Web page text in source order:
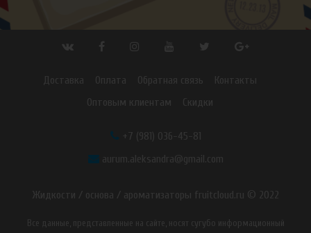
Доставка Оплата Обратная связь
Контакты
Оптовым клиентам
Скидки
+7 (981) 036-45-81
aurum.aleksandra@gmail.com
Жидкости / основа / ароматизаторы fruitcloud.ru © 2022
Все данные, представленные на сайте, носят сугубо информационный